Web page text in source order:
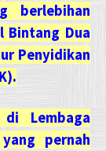
berlebihan
Bintang Dua
Penyidikan
Lembaga
pernah